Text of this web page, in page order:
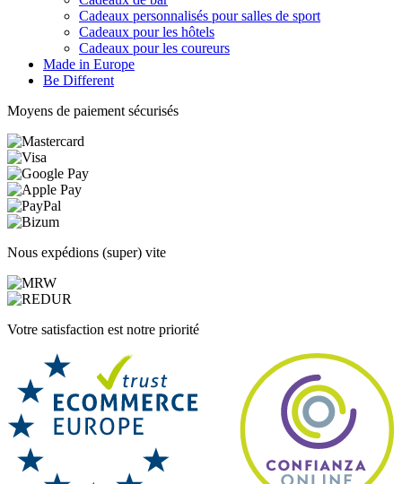
Cadeaux personnalisés pour salles de sport
Cadeaux pour les hôtels
Cadeaux pour les coureurs
Made in Europe
Be Different
Moyens de paiement sécurisés
Nous expédions (super) vite
Votre satisfaction est notre priorité